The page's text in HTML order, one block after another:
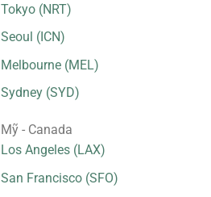
Tokyo (NRT)
Seoul (ICN)
Melbourne (MEL)
Sydney (SYD)
Mỹ - Canada
Los Angeles (LAX)
San Francisco (SFO)